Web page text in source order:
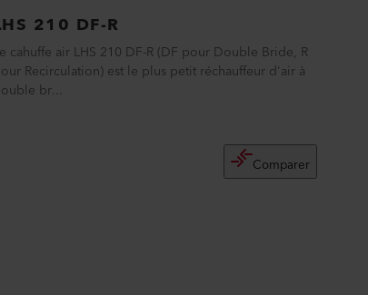
210 DF-R
cahuffe air LHS 210 DF-R (DF pour Double Bride, R
Recirculation) est le plus petit réchauffeur d'air à
br...
Comparer